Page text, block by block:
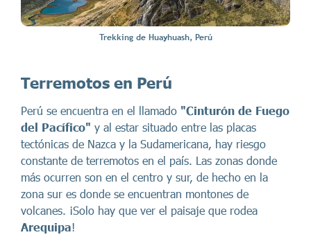
Trekking de Huayhuash, Perú
Terremotos en Perú
Perú se encuentra en el llamado "Cinturón de Fuego
del Pacífico" y al estar situado entre las placas
tectónicas de Nazca y la Sudamericana, hay riesgo
constante de terremotos en el país. Las zonas donde
más ocurren son en el centro y sur, de hecho en la
zona sur es donde se encuentran montones de
volcanes. ¡Solo hay que ver el paisaje que rodea
Arequipa!